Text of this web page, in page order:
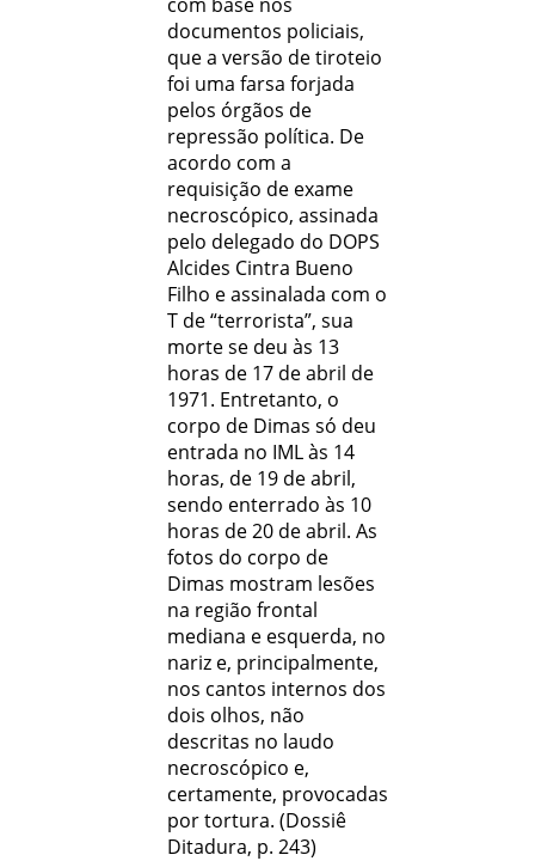
documentos policiais,
que a versão de tiroteio
foi uma farsa forjada
pelos órgãos de
repressão política. De
acordo com a
requisição de exame
necroscópico, assinada
pelo delegado do DOPS
Alcides Cintra Bueno
Filho e assinalada com o
T de “terrorista”, sua
morte se deu às 13
horas de 17 de abril de
1971. Entretanto, o
corpo de Dimas só deu
entrada no IML às 14
horas, de 19 de abril,
sendo enterrado às 10
horas de 20 de abril. As
fotos do corpo de
Dimas mostram lesões
na região frontal
mediana e esquerda, no
nariz e, principalmente,
nos cantos internos dos
dois olhos, não
descritas no laudo
necroscópico e,
certamente, provocadas
por tortura. (Dossiê
Ditadura, p. 243)